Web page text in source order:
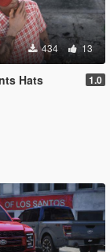
434 13
Hats 1.0